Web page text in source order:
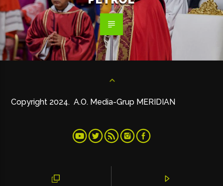
Copyright 2024. A.O. Media-Grup MERIDIAN